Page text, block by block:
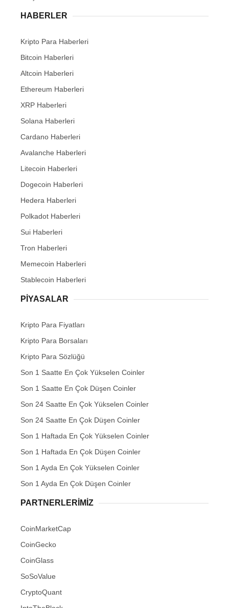
HABERLER
Kripto Para Haberleri
Bitcoin Haberleri
Altcoin Haberleri
Ethereum Haberleri
XRP Haberleri
Solana Haberleri
Cardano Haberleri
Avalanche Haberleri
Litecoin Haberleri
Dogecoin Haberleri
Hedera Haberleri
Polkadot Haberleri
Sui Haberleri
Tron Haberleri
Memecoin Haberleri
Stablecoin Haberleri
PIYASALAR
Kripto Para Fiyatları
Kripto Para Borsaları
Kripto Para Sözlüğü
Son 1 Saatte En Çok Yükselen Coinler
Son 1 Saatte En Çok Düşen Coinler
Son 24 Saatte En Çok Yükselen Coinler
Son 24 Saatte En Çok Düşen Coinler
Son 1 Haftada En Çok Yükselen Coinler
Son 1 Haftada En Çok Düşen Coinler
Son 1 Ayda En Çok Yükselen Coinler
Son 1 Ayda En Çok Düşen Coinler
PARTNERLERIMIZ
CoinMarketCap
CoinGecko
CoinGlass
SoSoValue
CryptoQuant